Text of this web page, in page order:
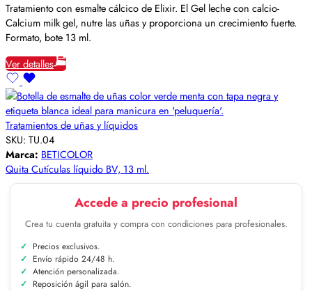
Tratamiento con esmalte cálcico de Elixir. El Gel leche con calcio-
Calcium milk gel, nutre las uñas y proporciona un crecimiento fuerte.
Formato, bote 13 ml.
Ver detalles
Tratamientos de uñas y líquidos
SKU: TU.04
Marca: BETICOLOR
Quita Cutículas líquido BV, 13 ml.
Accede a precio profesional
Crea tu cuenta gratuita y compra con condiciones para profesionales.
Precios exclusivos.
Envío rápido 24/48 h.
Atención personalizada.
Reposición ágil para salón.